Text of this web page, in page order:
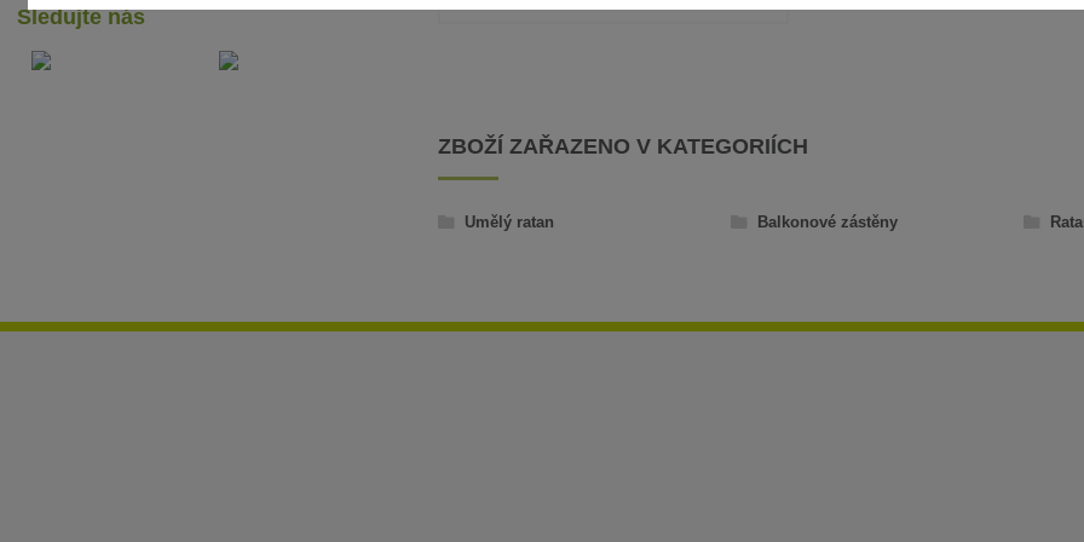
Sledujte nás
ZBOŽÍ ZAŘAZENO V KATEGORIÍCH
Umělý ratan Balkonové zástěny